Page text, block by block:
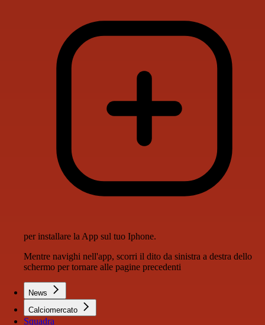
per installare la App sul tuo Iphone.
Mentre navighi nell'app, scorri il dito da sinistra a destra dello
schermo per tornare alle pagine precedenti
News
Calciomercato
Squadra